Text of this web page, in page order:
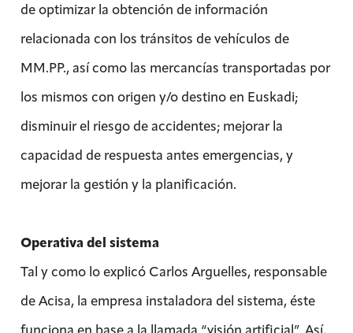
de optimizar la obtención de información
relacionada con los tránsitos de vehículos de
MM.PP., así como las mercancías transportadas por
los mismos con origen y/o destino en Euskadi;
disminuir el riesgo de accidentes; mejorar la
capacidad de respuesta antes emergencias, y
mejorar la gestión y la planificación.
Operativa del sistema
Tal y como lo explicó Carlos Arguelles, responsable
de Acisa, la empresa instaladora del sistema, éste
funciona en base a la llamada “visión artificial”. Así,